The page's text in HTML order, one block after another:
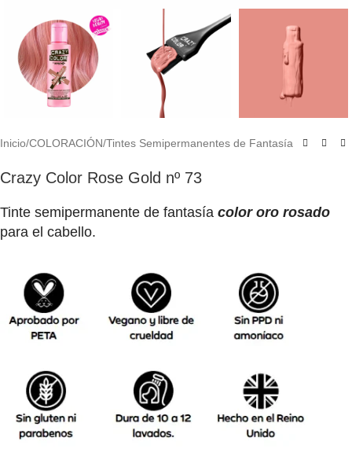
Inicio/COLORACIÓN/Tintes Semipermanentes de Fantasía
Crazy Color Rose Gold nº 73
Tinte semipermanente de fantasía color oro rosado
para el cabello.